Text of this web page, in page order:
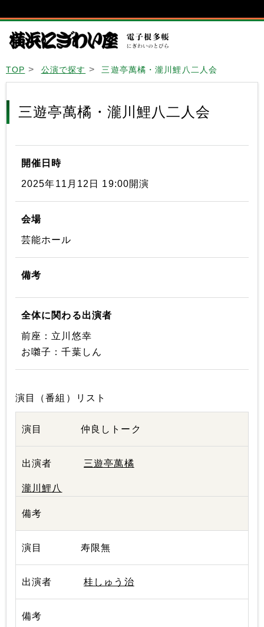
TOP 公演で探す 三遊亭萬橘・瀧川鯉八二人会
三遊亭萬橘・瀧川鯉八二人会
開催日時
2025年11月12日 19:00開演
会場
芸能ホール
備考
全体に関わる出演者
前座：立川悠幸
お囃子：千葉しん
演目（番組）リスト
仲良しトーク
三遊亭萬橘
瀧川鯉八
寿限無
桂しゅう治